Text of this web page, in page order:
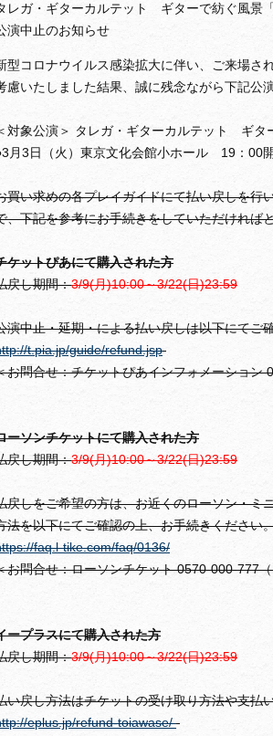
レガ・ギターカルテット ギターで紡ぐ風景「
演中止のお知らせ
型コロナウイルス感染拡大に伴い、ご来場さ
慮いたしました結果、誠に残念ながら下記公
対象公演＞ タレガ・ギターカルテット ギタ
月3日（火）東京文化会館小ホール 19：00
買い求めの各プレイガイドにて払い戻しを行
、下記を参考にお手続きをしていただければ
ケットぴあにて購入された方
戻し期間：3/9(月)10:00～3/22(日)23:59
演中止・延期・による払い戻しは以下にてご
t.pia.jp/guide/refund.jsp
お問合せ：チケットぴあインフォメーション
ーソンチケットにて購入された方
戻し期間：3/9(月)10:00～3/22(日)23:59
戻しをご希望の方は、お近くのローソン・ミ
法を以下にてご確認の上、お手続きください
faq.l-tike.com/faq/0136/
お問合せ：ローソンチケット 0570-000-777
ープラスにて購入された方
戻し期間：3/9(月)10:00～3/22(日)23:59
い戻し方法はチケットの受け取り方法や支払
eplus.jp/refund-toiawase/